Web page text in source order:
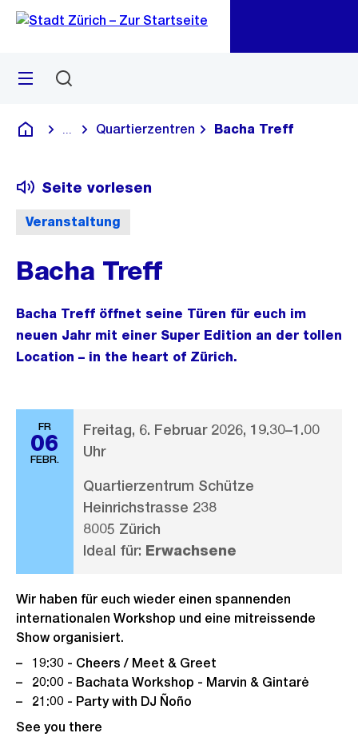
Navigation
Sprunglink
Menü
Deutsch
Blende alle Breadcrumbs ein
Quartierzentren Bacha Treff
Veranstaltung
Seite vorlesen
Bacha Treff
Bacha Treff öffnet seine Türen für euch im
neuen Jahr mit einer Super Edition an der tollen
Location – in the heart of Zürich.
FR
06
FEBR.
Freitag, 6. Februar 2026, 19.30–1.00
Uhr
Quartierzentrum Schütze
Heinrichstrasse 238
8005 Zürich
Ideal für: Erwachsene
Wir haben für euch wieder einen spannenden
internationalen Workshop und eine mitreissende
Show organisiert.
19:30 - Cheers / Meet & Greet
20:00 - Bachata Workshop - Marvin & Gintarė
21:00 - Party with DJ Ñoño
See you there